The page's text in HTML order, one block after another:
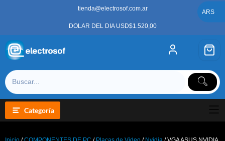
tienda@electrosof.com.ar
DOLAR DEL DIA USD$1.520,00
Categoría
ARS